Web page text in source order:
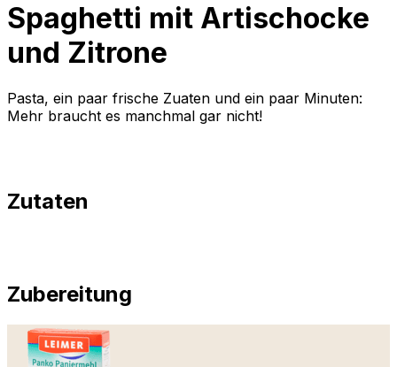
Spaghetti mit Artischocke
und Zitrone
Pasta, ein paar frische Zuaten und ein paar Minuten:
Mehr braucht es manchmal gar nicht!
Zutaten
Zubereitung